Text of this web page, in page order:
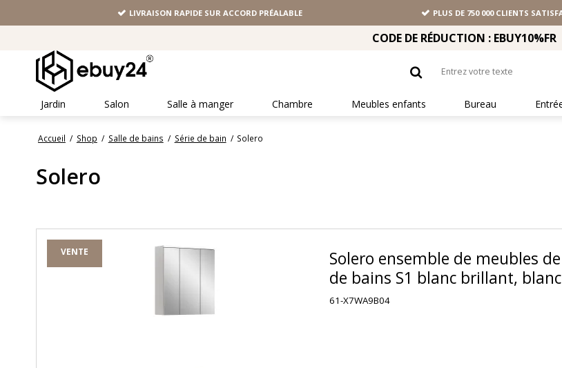
LIVRAISON RAPIDE SUR ACCORD PRÉALABLE PLUS DE 750 000 CLIENTS
CODE DE RÉDUCTION : EBUY10%FR
Jardin Salon Salle à manger Chambre Meubles enfants Bureau
Accueil / Shop / Salle de bains / Série de bain / Solero
Solero
VENTE
Solero ensemble de meubles
de bains S1 blanc brillant,
61-X7WA9B04